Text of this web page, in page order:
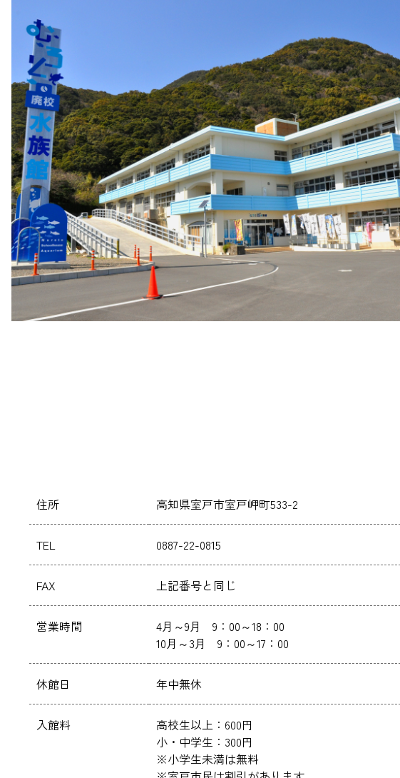
住所 高知県室戸市室戸岬町533-2
TEL 0887-22-0815
FAX 上記番号と同じ
営業時間
4月～9月 9：00～18：00
10月～3月 9：00～17：00
休館日 年中無休
入館料
高校生以上：600円
小・中学生：300円
※小学生未満は無料